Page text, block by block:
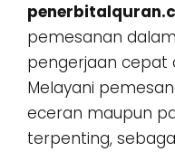
pemesanan
pengerjaan cepat
Melayani
eceran maupun
terpenting,